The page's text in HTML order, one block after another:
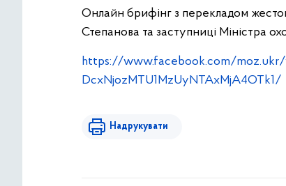
Онлайн брифінг з перекладом
Степанова та заступниці Міністра
https://www.facebook.com/moz.ukr/
DcxNjozMTU1MzUyNTAxMjA4OTk1/
Надрукувати